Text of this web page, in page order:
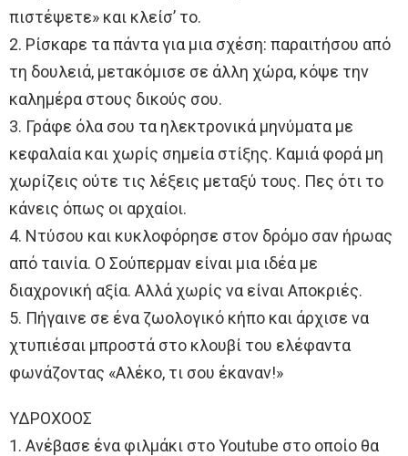
πιστέψετε» και κλείσ’ το.
2. Ρίσκαρε τα πάντα για μια σχέση: παραιτήσου από
τη δουλειά, μετακόμισε σε άλλη χώρα, κόψε την
καλημέρα στους δικούς σου.
3. Γράφε όλα σου τα ηλεκτρονικά μηνύματα με
κεφαλαία και χωρίς σημεία στίξης. Καμιά φορά μη
χωρίζεις ούτε τις λέξεις μεταξύ τους. Πες ότι το
κάνεις όπως οι αρχαίοι.
4. Ντύσου και κυκλοφόρησε στον δρόμο σαν ήρωας
από ταινία. Ο Σούπερμαν είναι μια ιδέα με
διαχρονική αξία. Αλλά χωρίς να είναι Αποκριές.
5. Πήγαινε σε ένα ζωολογικό κήπο και άρχισε να
χτυπιέσαι μπροστά στο κλουβί του ελέφαντα
φωνάζοντας «Αλέκο, τι σου έκαναν!»
ΥΔΡΟΧΟΟΣ
1. Ανέβασε ένα φιλμάκι στο Youtube στο οποίο θα